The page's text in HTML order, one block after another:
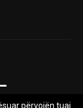
përvojën tuaj.